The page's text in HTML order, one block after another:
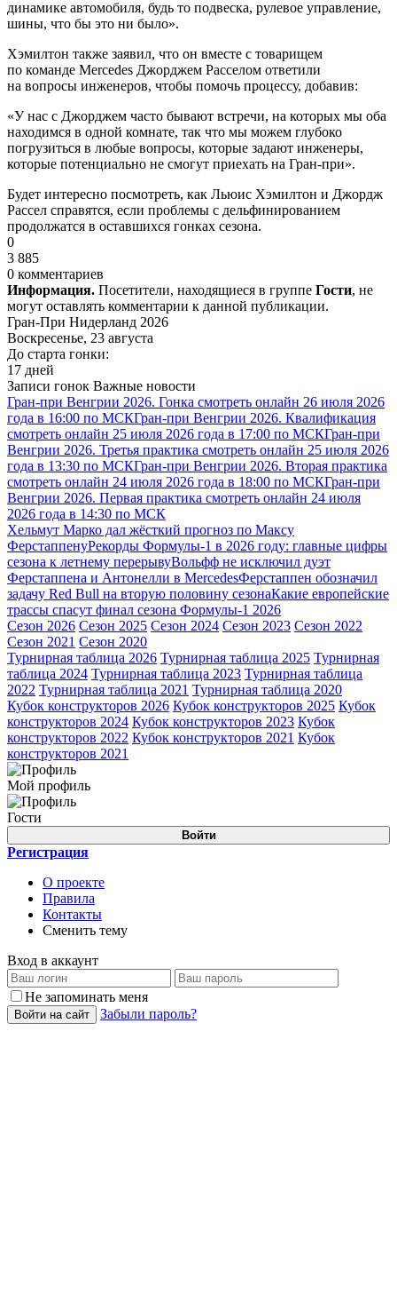
динамике автомобиля, будь то подвеска, рулевое управление,
шины, что бы это ни было».
Хэмилтон также заявил, что он вместе с товарищем
по команде Mercedes Джорджем Расселом ответили
на вопросы инженеров, чтобы помочь процессу, добавив:
«У нас с Джорджем часто бывают встречи, на которых мы оба
находимся в одной комнате, так что мы можем глубоко
погрузиться в любые вопросы, которые задают инженеры,
которые потенциально не смогут приехать на Гран-при».
Будет интересно посмотреть, как Льюис Хэмилтон и Джордж
Рассел справятся, если проблемы с дельфинированием
продолжатся в оставшихся гонках сезона.
0
3 885
0 комментариев
Информация. Посетители, находящиеся в группе Гости, не
могут оставлять комментарии к данной публикации.
Гран-При Нидерланд 2026
Воскресенье, 23 августа
До старта гонки:
17 дней
Записи гонок Важные новости
Гран-при Венгрии 2026. Гонка смотреть онлайн 26 июля 2026
года в 16:00 по МСКГран-при Венгрии 2026. Квалификация
смотреть онлайн 25 июля 2026 года в 17:00 по МСКГран-при
Венгрии 2026. Третья практика смотреть онлайн 25 июля 2026
года в 13:30 по МСКГран-при Венгрии 2026. Вторая практика
смотреть онлайн 24 июля 2026 года в 18:00 по МСКГран-при
Венгрии 2026. Первая практика смотреть онлайн 24 июля
2026 года в 14:30 по МСК
Хельмут Марко дал жёсткий прогноз по Максу
ФерстаппенуРекорды Формулы-1 в 2026 году: главные цифры
сезона к летнему перерывуВольфф не исключил дуэт
Ферстаппена и Антонелли в MercedesФерстаппен обозначил
задачу Red Bull на вторую половину сезонаКакие европейские
трассы спасут финал сезона Формулы-1 2026
Сезон 2026 Сезон 2025 Сезон 2024 Сезон 2023 Сезон 2022
Сезон 2021 Сезон 2020
Турнирная таблица 2026 Турнирная таблица 2025 Турнирная
таблица 2024 Турнирная таблица 2023 Турнирная таблица
2022 Турнирная таблица 2021 Турнирная таблица 2020
Кубок конструкторов 2026 Кубок конструкторов 2025 Кубок
конструкторов 2024 Кубок конструкторов 2023 Кубок
конструкторов 2022 Кубок конструкторов 2021 Кубок
конструкторов 2021
Мой профиль
Гости
Войти
Регистрация
О проекте
Правила
Контакты
Сменить тему
Вход в аккаунт
Не запоминать меня
Войти на сайт Забыли пароль?